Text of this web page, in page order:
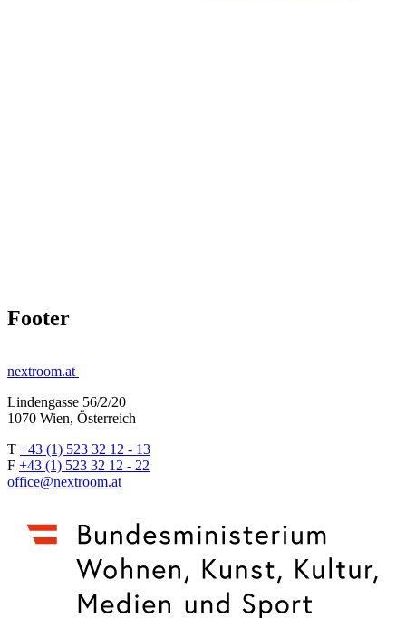
Footer
nextroom.at
Lindengasse 56/2/20
1070 Wien, Österreich
T +43 (1) 523 32 12 - 13
F +43 (1) 523 32 12 - 22
office@nextroom.at